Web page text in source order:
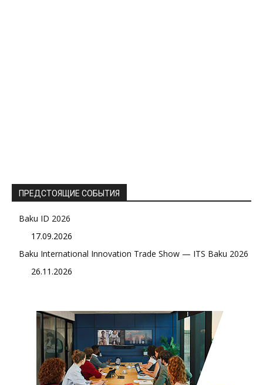
ПРЕДСТОЯЩИЕ СОБЫТИЯ
Baku ID 2026
17.09.2026
Baku International Innovation Trade Show — ITS Baku 2026
26.11.2026